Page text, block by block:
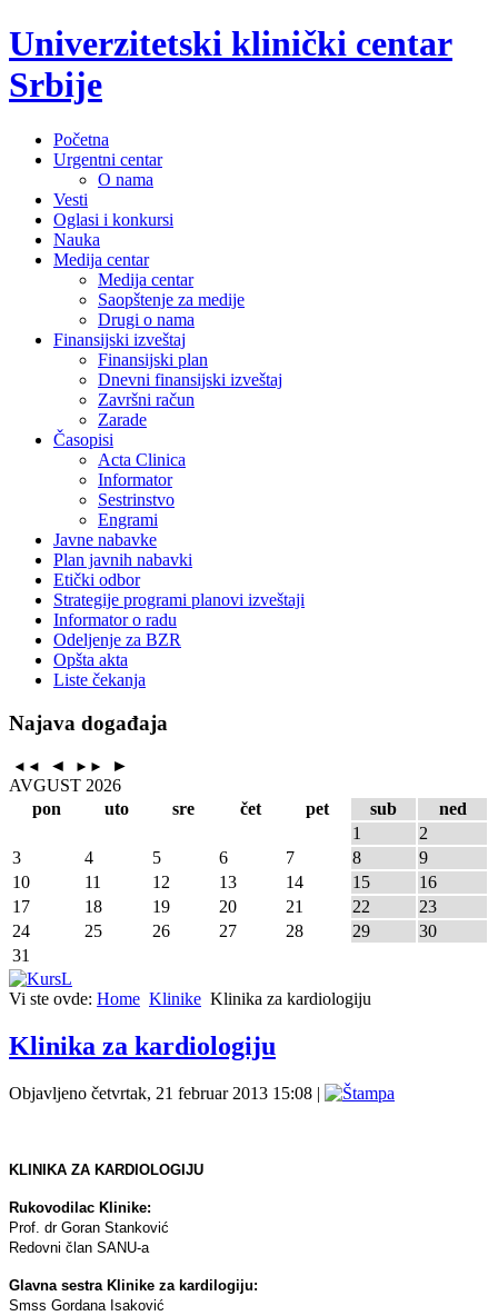
Univerzitetski klinički centar
Srbije
Početna
Urgentni centar
O nama
Vesti
Oglasi i konkursi
Nauka
Medija centar
Medija centar
Saopštenje za medije
Drugi o nama
Finansijski izveštaj
Finansijski plan
Dnevni finansijski izveštaj
Završni račun
Zarade
Časopisi
Acta Clinica
Informator
Sestrinstvo
Engrami
Javne nabavke
Plan javnih nabavki
Etički odbor
Strategije programi planovi izveštaji
Informator o radu
Odeljenje za BZR
Opšta akta
Liste čekanja
Najava događaja
◄◄ ◄ ►►
►
AVGUST 2026
pon
uto sre čet pet sub
ned
1
2
3
4 5 6 7 8
9
10
11 12 13 14 15
16
17
18 19 20 21 22
23
24
25 26 27 28 29
30
31
Vi ste ovde: Home Klinike Klinika za kardiologiju
Klinika za kardiologiju
Objavljeno četvrtak, 21 februar 2013 15:08 |
KLINIKA ZA KARDIOLOGIJU
Rukovodilac Klinike:
Prof. dr Goran Stanković
Redovni član SANU-a
Glavna sestra Klinike za kardilogiju:
Smss Gordana Isaković